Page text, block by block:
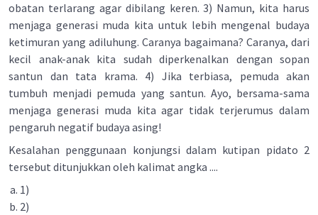
obatan terlarang agar dibilang keren. 3) Namun, kita harus
menjaga generasi muda kita untuk lebih mengenal budaya
ketimuran yang adiluhung. Caranya bagaimana? Caranya, dari
kecil anak-anak kita sudah diperkenalkan dengan sopan
santun dan tata krama. 4) Jika terbiasa, pemuda akan
tumbuh menjadi pemuda yang santun. Ayo, bersama-sama
menjaga generasi muda kita agar tidak terjerumus dalam
pengaruh negatif budaya asing!
Kesalahan penggunaan konjungsi dalam kutipan pidato 2
tersebut ditunjukkan oleh kalimat angka ....
1)
2)